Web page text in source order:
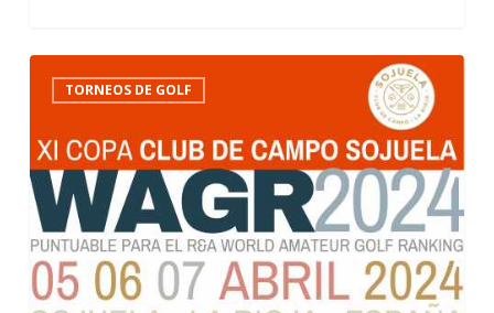
Copa
de
Campo
Sojuela:
Prueba
puntuable
para
TORNEOS DE GOLF 2